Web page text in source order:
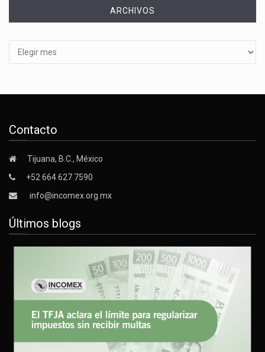
ARCHIVOS
Contacto
Tijuana, B.C., México
+52 664 627 7590
info@incomex.org.mx
Últimos blogs